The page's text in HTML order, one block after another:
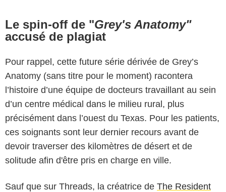
Le spin-off de "Grey's Anatomy"
accusé de plagiat
Pour rappel, cette future série dérivée de Grey’s
Anatomy (sans titre pour le moment) racontera
l’histoire d’une équipe de docteurs travaillant au sein
d’un centre médical dans le milieu rural, plus
précisément dans l’ouest du Texas. Pour les patients,
ces soignants sont leur dernier recours avant de
devoir traverser des kilomètres de désert et de
solitude afin d'être pris en charge en ville.
Sauf que sur Threads, la créatrice de The Resident